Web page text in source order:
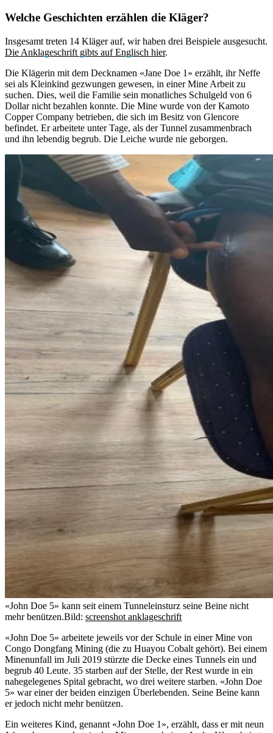
Welche Geschichten erzählen die Kläger?
Insgesamt treten 14 Kläger auf, wir haben drei Beispiele ausgesucht.
Die Anklageschrift gibts auf Englisch hier.
Die Klägerin mit dem Decknamen «Jane Doe 1» erzählt, ihr Neffe
sei als Kleinkind gezwungen gewesen, in einer Mine Arbeit zu
suchen. Dies, weil die Familie sein monatliches Schulgeld von 6
Dollar nicht bezahlen konnte. Die Mine wurde von der Kamoto
Copper Company betrieben, die sich im Besitz von Glencore
befindet. Er arbeitete unter Tage, als der Tunnel zusammenbrach
und ihn lebendig begrub. Die Leiche wurde nie geborgen.
«John Doe 5» kann seit einem Tunneleinsturz seine Beine nicht
mehr benützen.Bild: screenshot anklageschrift
«John Doe 5» arbeitete jeweils vor der Schule in einer Mine von
Congo Dongfang Mining (die zu Huayou Cobalt gehört). Bei einem
Minenunfall im Juli 2019 stürzte die Decke eines Tunnels ein und
begrub 40 Leute. 35 starben auf der Stelle, der Rest wurde in ein
nahegelegenes Spital gebracht, wo drei weitere starben. «John Doe
5» war einer der beiden einzigen Überlebenden. Seine Beine kann
er jedoch nicht mehr benützen.
Ein weiteres Kind, genannt «John Doe 1», erzählt, dass er mit neun